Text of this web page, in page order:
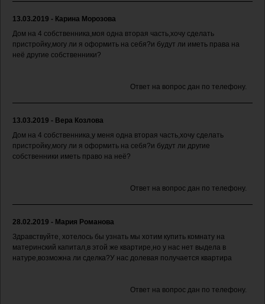
13.03.2019 - Карина Морозова
Дом на 4 собственника,моя одна вторая часть,хочу сделать
пристройку,могу ли я оформить на себя?и будут ли иметь права на
неё другие собственники?
Ответ на вопрос дан по телефону.
13.03.2019 - Вера Козлова
Дом на 4 собственника,у меня одна вторая часть,хочу сделать
пристройку,могу ли я оформить на себя?и будут ли другие
собственники иметь право на неё?
Ответ на вопрос дан по телефону.
28.02.2019 - Мария Романова
Здравствуйте, хотелось бы узнать мы хотим купить комнату на
материнский капитал,в этой же квартире,но у нас нет выдела в
натуре,возможна ли сделка?У нас долевая получается квартира
Ответ на вопрос дан по телефону.